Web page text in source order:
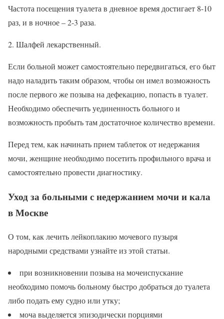
Частота посещения туалета в дневное время достигает 8-10
раз, и в ночное – 2-3 раза.
2. Шалфей лекарственный.
Если больной может самостоятельно передвигаться, его быт
надо наладить таким образом, чтобы он имел возможность
после первого же позыва на дефекацию, попасть в туалет.
Необходимо обеспечить уединенность больного и
возможность пробыть там достаточное количество времени.
Перед тем, как начинать прием таблеток от недержания
мочи, женщине необходимо посетить профильного врача и
самостоятельно провести диагностику.
Уход за больными с недержанием мочи и кала
в Москве
О том, как лечить лейкоплакию мочевого пузыря
народными средствами узнайте из этой статьи.
при возникновении позыва на мочеиспускание
необходимо помочь больному быстро добраться до туалета
либо подать ему судно или утку;
моча выделяется эпизодически порциями